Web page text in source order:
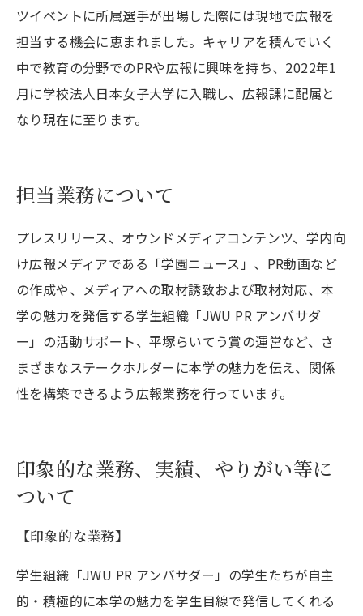
ツイベントに所属選手が出場した際には現地で広報を
担当する機会に恵まれました。キャリアを積んでいく
中で教育の分野でのPRや広報に興味を持ち、2022年1
月に学校法人日本女子大学に入職し、広報課に配属と
なり現在に至ります。
担当業務について
プレスリリース、オウンドメディアコンテンツ、学内向
け広報メディアである「学園ニュース」、PR動画など
の作成や、メディアへの取材誘致および取材対応、本
学の魅力を発信する学生組織「JWU PR アンバサダ
ー」の活動サポート、平塚らいてう賞の運営など、さ
まざまなステークホルダーに本学の魅力を伝え、関係
性を構築できるよう広報業務を行っています。
印象的な業務、実績、やりがい等に
ついて
【印象的な業務】
学生組織「JWU PR アンバサダー」の学生たちが自主
的・積極的に本学の魅力を学生目線で発信してくれる